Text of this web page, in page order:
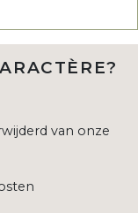
van onze